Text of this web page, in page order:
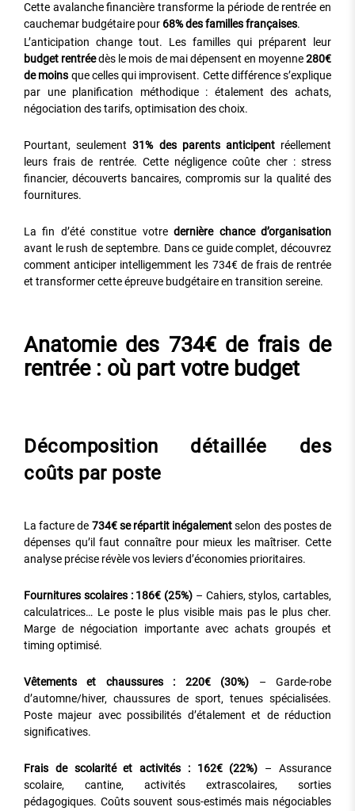
Cette avalanche financière transforme la période de rentrée en
cauchemar budgétaire pour 68% des familles françaises.
L’anticipation change tout. Les familles qui préparent leur
budget rentréedès le mois de mai dépensent en moyenne280€
de moins que celles qui improvisent. Cette différence s’explique
par une planification méthodique : étalement des achats,
négociation des tarifs, optimisation des choix.
Pourtant, seulement31% des parents anticipentréellement
leurs frais de rentrée. Cette négligence coûte cher : stress
financier, découverts bancaires, compromis sur la qualité des
fournitures.
La fin d’été constitue votredernière chance d’organisation
avant le rush de septembre. Dans ce guide complet, découvrez
comment anticiper intelligemment les 734€ de frais de rentrée
et transformer cette épreuve budgétaire en transition sereine.
Anatomie des 734€ de frais de
rentrée : où part votre budget
Décomposition détaillée des
coûts par poste
La facture de 734€ se répartit inégalementselon des postes de
dépenses qu’il faut connaître pour mieux les maîtriser. Cette
analyse précise révèle vos leviers d’économies prioritaires.
Fournitures scolaires : 186€ (25%) – Cahiers, stylos, cartables,
calculatrices… Le poste le plus visible mais pas le plus cher.
Marge de négociation importante avec achats groupés et
timing optimisé.
Vêtements et chaussures : 220€ (30%) – Garde-robe
d’automne/hiver, chaussures de sport, tenues spécialisées.
Poste majeur avec possibilités d’étalement et de réduction
significatives.
Frais de scolarité et activités : 162€ (22%) – Assurance
scolaire, cantine, activités extrascolaires, sorties
pédagogiques. Coûts souvent sous-estimés mais négociables